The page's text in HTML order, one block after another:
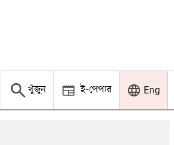
খুঁজুন ই-পেপার Eng